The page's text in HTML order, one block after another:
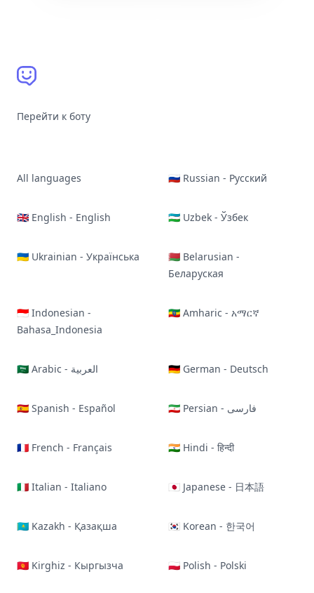
Перейти к боту
All languages 🇷🇺 Russian - Русский
🇬🇧 English - English 🇺🇿 Uzbek - Ўзбек
🇺🇦 Ukrainian - Українська
🇧🇾 Belarusian -
Беларуская
🇮🇩 Indonesian -
Bahasa_Indonesia
🇪🇹 Amharic - አማርኛ
🇸🇦 Arabic - العربية 🇩🇪 German - Deutsch
🇪🇸 Spanish - Español 🇮🇷 Persian - فارسی
🇫🇷 French - Français 🇮🇳 Hindi - हिन्दी
🇮🇹 Italian - Italiano 🇯🇵 Japanese - 日本語
🇰🇿 Kazakh - Қазақша 🇰🇷 Korean - 한국어
🇰🇬 Kirghiz - Кыргызча 🇵🇱 Polish - Polski